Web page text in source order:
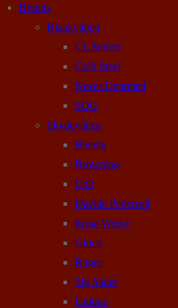
Brands
Blankvåben
CL Seifert
Cold Steel
Never Unarmed
SOG
Skydevåben
Beretta
Browning
Colt
Davide Pedersoli
Erma Werke
Glock
Ruger
Sig Sauer
Unique